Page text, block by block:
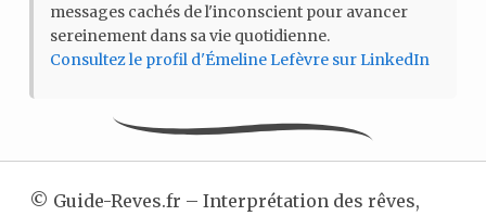
messages cachés de l'inconscient pour avancer
sereinement dans sa vie quotidienne.
Consultez le profil d'Émeline Lefèvre sur LinkedIn
© Guide-Reves.fr – Interprétation des rêves,